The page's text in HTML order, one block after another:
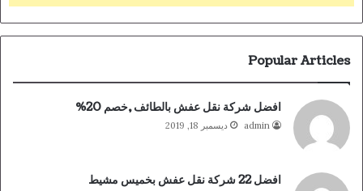
Popular Articles
افضل شركة نقل عفش بالطائف ,خصم 20%
admin ديسمبر 18, 2019
افضل 22 شركة نقل عفش بخميس مشيط